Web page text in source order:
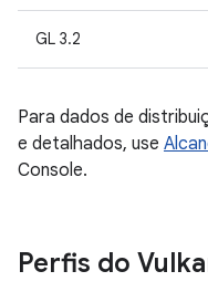
GL 3.2
Para dados de
e detalhados, use
Console.
Perfis do